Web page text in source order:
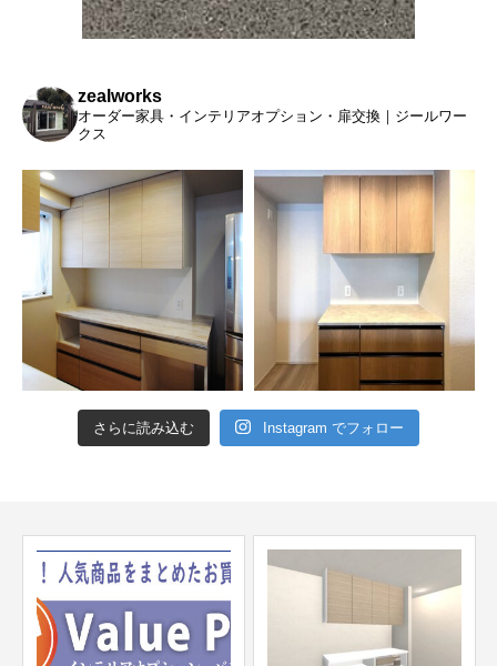
zealworks
オーダー家具・インテリアオプション・扉交換｜ジールワー
クス
さらに読み込む Instagram でフォロー